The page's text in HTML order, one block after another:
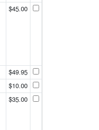
$45.00
$49.95
$10.00
$35.00